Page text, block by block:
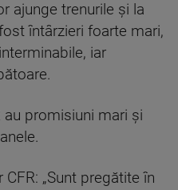
ajunge trenurile și la
întârzieri foarte mari,
iar
au promisiuni mari și
„Sunt pregătite în